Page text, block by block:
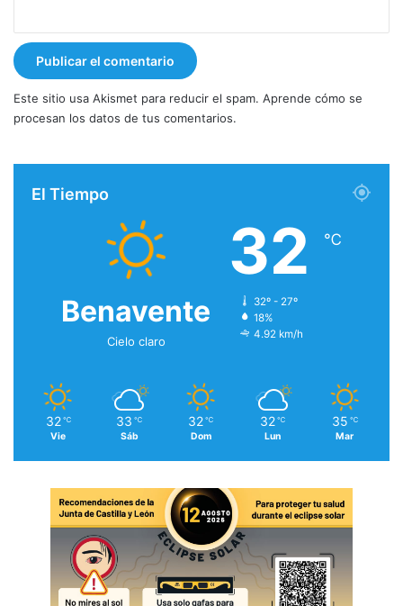
Este sitio usa Akismet para reducir el spam. Aprende cómo se
procesan los datos de tus comentarios.
El Tiempo
Benavente
Cielo claro
32 ℃
32º - 27º
18%
4.92 km/h
32 ℃
Vie
33 ℃
Sáb
32 ℃
Dom
32 ℃
Lun
35 ℃
Mar